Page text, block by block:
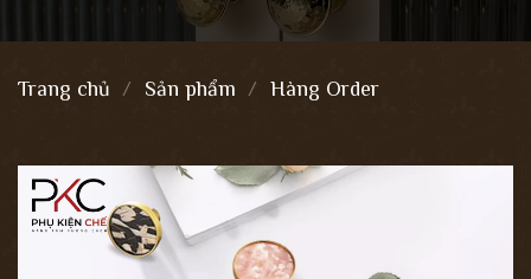
Trang chủ / Sản phẩm / Hàng Order